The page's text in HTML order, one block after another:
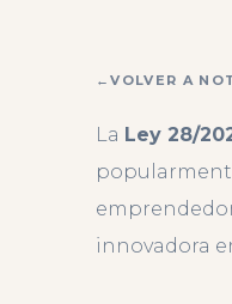
VOLVER A
La Ley 28/
innovadora